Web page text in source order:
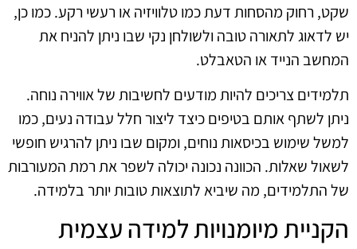
שקט, רחוק מהסחות דעת כמו טלוויזיה או רעשי רקע. כמו כן,
יש לדאוג לתאורה טובה ולשולחן נקי שבו ניתן להניח את
המחשב הנייד או הטאבלט.
תלמידים צריכים להיות מודעים לחשיבות של אווירה נוחה.
ניתן לשתף אותם בטיפים כיצד ליצור חלל עבודה נעים, כמו
למשל שימוש בכיסאות נוחים, ומקום שבו ניתן להרגיש חופשי
לשאול שאלות. הכוונה נכונה יכולה לשפר את רמת המעורבות
של התלמידים, מה שיביא לתוצאות טובות יותר בלמידה.
הקניית מיומנויות למידה עצמית